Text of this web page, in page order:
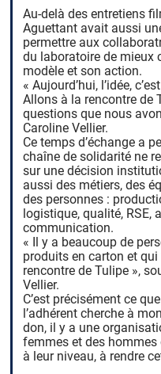
Au-delà des entretiens
Aguettant avait aussi
permettre aux
du laboratoire de mieux
modèle et son action.
« Aujourd’hui, l’idée,
Allons à la rencontre de
questions que nous
Caroline Vellier.
Ce temps d’échange a
chaîne de solidarité ne
sur une décision
aussi des métiers, des
des personnes :
logistique, qualité, RSE,
communication.
« Il y a beaucoup de
produits en carton et
rencontre de Tulipe »,
Vellier.
C’est précisément ce
l’adhérent cherche à
don, il y a une
femmes et des
à leur niveau, à rendre